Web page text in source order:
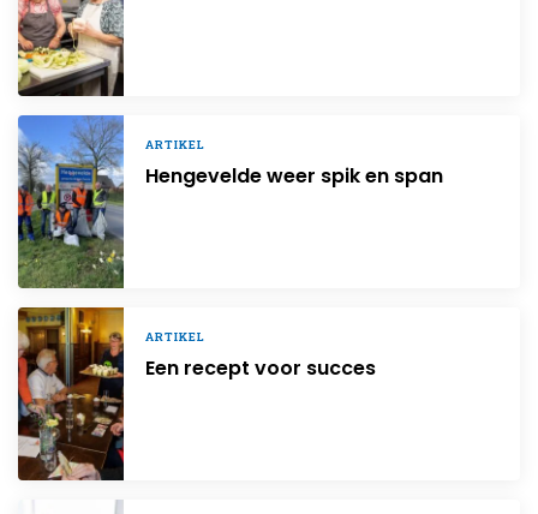
ARTIKEL
Hengevelde weer spik en span
ARTIKEL
Een recept voor succes